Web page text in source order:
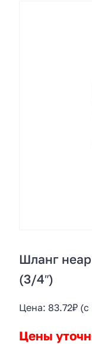
Шланг
(3/4″)
Цена: 83.72₽
Цены